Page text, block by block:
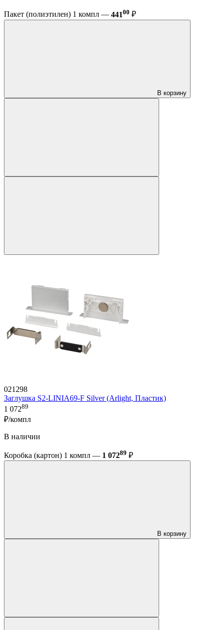
Пакет (полиэтилен) 1 компл — 44100 ₽
В корзину
021298
Заглушка S2-LINIA69-F Silver (Arlight, Пластик)
1 07289
₽/компл
В наличии
Коробка (картон) 1 компл — 1 07289 ₽
В корзину